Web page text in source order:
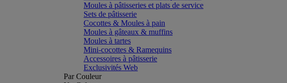
Moules à pâtisseries et plats de service
Sets de pâtisserie
Cocottes & Moules à pain
Moules à gâteaux & muffins
Moules à tartes
Mini-cocottes & Ramequins
Accessoires à pâtisserie
Exclusivités Web
Par Couleur